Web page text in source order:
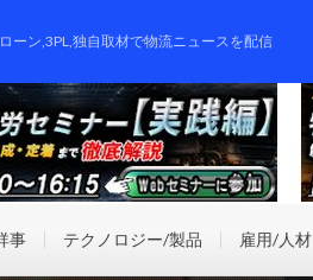
ーン,3PL,独自取材で物流ニュースを配信
事 テクノロジー/製品 雇用/人材